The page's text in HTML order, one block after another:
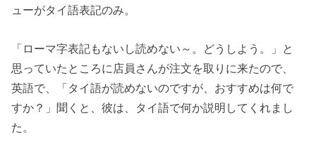
ューがタイ語表記のみ。
「ローマ字表記もないし読めない～。どうしよう。」と
思っていたところに店員さんが注文を取りに来たので、
英語で、「タイ語が読めないのですが、おすすめは何で
すか？」聞くと、彼は、タイ語で何か説明してくれまし
た。